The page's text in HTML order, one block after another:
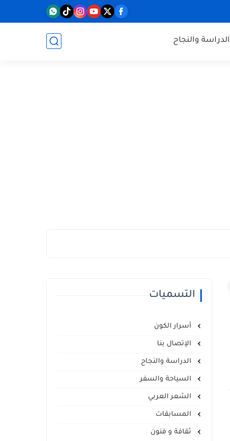
الدراسة والنجاح
التسميات
أسرار الكون
الإتصال بنا
الدراسة والنجاح
السياحة والسفر
الشعر العربي
المسابقات
ثقافة و فنون